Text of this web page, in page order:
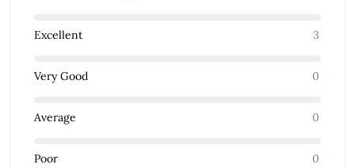
Excellent 3
Very Good 0
Average 0
Poor 0